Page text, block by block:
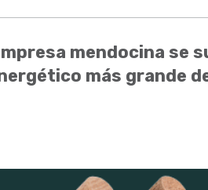
mendocina se
más grande